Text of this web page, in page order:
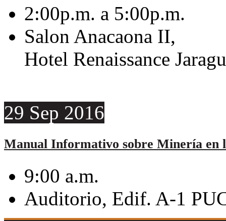
2:00p.m. a 5:00p.m.
Salon Anacaona II,
Hotel Renaissance
29 Sep 2016
Manual Informativo sobre Minería en
9:00 a.m.
Auditorio, Edif. A-1